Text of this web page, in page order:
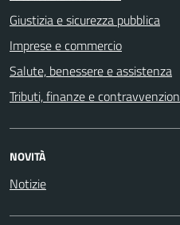
Giustizia e sicurezza pubblica
Imprese e commercio
Salute, benessere e assistenza
Tributi, finanze e
NOVITÀ
Notizie